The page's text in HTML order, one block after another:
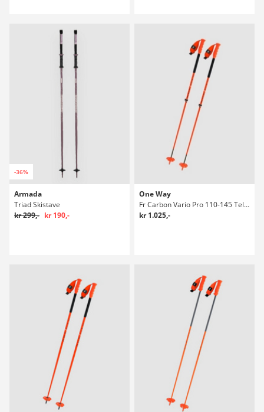
-36%
Armada
Triad Skistave
kr 299,- kr 190,-
One Way
Fr Carbon Vario Pro 110-145 Teleskopstave
kr 1.025,-